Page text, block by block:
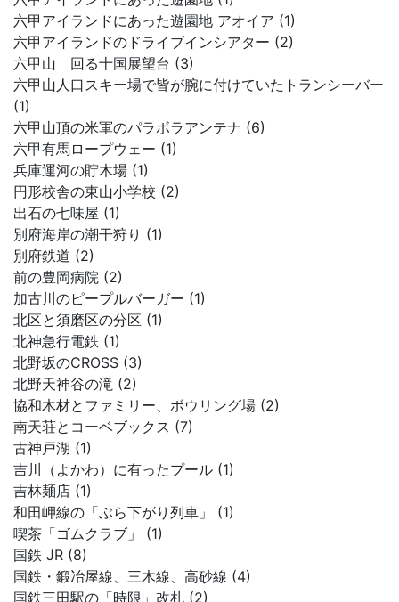
六甲アイランドにあった遊園地 アオイア (1)
六甲アイランドのドライブインシアター (2)
六甲山 回る十国展望台 (3)
六甲山人口スキー場で皆が腕に付けていたトランシーバー
(1)
六甲山頂の米軍のパラボラアンテナ (6)
六甲有馬ロープウェー (1)
兵庫運河の貯木場 (1)
円形校舎の東山小学校 (2)
出石の七味屋 (1)
別府海岸の潮干狩り (1)
別府鉄道 (2)
前の豊岡病院 (2)
加古川のピープルバーガー (1)
北区と須磨区の分区 (1)
北神急行電鉄 (1)
北野坂のCROSS (3)
北野天神谷の滝 (2)
協和木材とファミリー、ボウリング場 (2)
南天荘とコーベブックス (7)
古神戸湖 (1)
吉川（よかわ）に有ったプール (1)
吉林麺店 (1)
和田岬線の「ぶら下がり列車」 (1)
喫茶「ゴムクラブ」 (1)
国鉄 JR (8)
国鉄・鍛冶屋線、三木線、高砂線 (4)
国鉄三田駅の「時限」改札 (2)